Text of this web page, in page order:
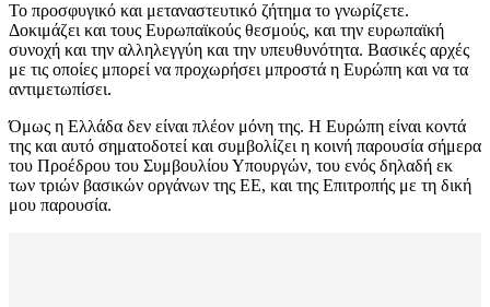
Το προσφυγικό και μεταναστευτικό ζήτημα το γνωρίζετε.
Δοκιμάζει και τους Ευρωπαϊκούς θεσμούς, και την ευρωπαϊκή
συνοχή και την αλληλεγγύη και την υπευθυνότητα. Βασικές αρχές
με τις οποίες μπορεί να προχωρήσει μπροστά η Ευρώπη και να τα
αντιμετωπίσει.
Όμως η Ελλάδα δεν είναι πλέον μόνη της. Η Ευρώπη είναι κοντά
της και αυτό σηματοδοτεί και συμβολίζει η κοινή παρουσία σήμερα
του Προέδρου του Συμβουλίου Υπουργών, του ενός δηλαδή εκ
των τριών βασικών οργάνων της ΕΕ, και της Επιτροπής με τη δική
μου παρουσία.